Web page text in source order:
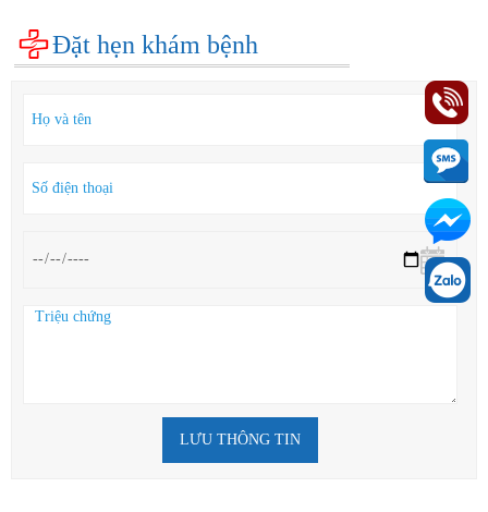
Đặt hẹn khám bệnh
LƯU THÔNG TIN